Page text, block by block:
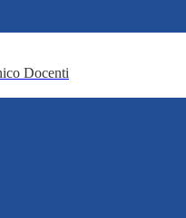
Docenti